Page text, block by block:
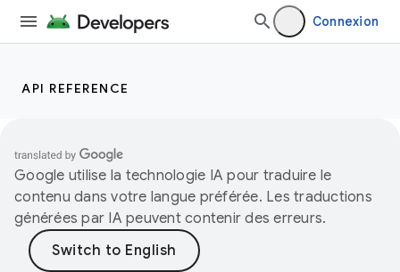
Connexion
API REFERENCE
Google utilise la technologie IA pour traduire le
contenu dans votre langue préférée. Les traductions
générées par IA peuvent contenir des erreurs.